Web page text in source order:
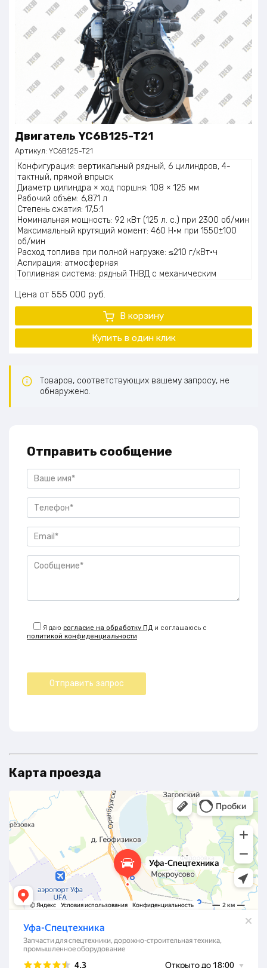
Двигатель YC6B125-T21
Артикул: YC6B125-T21
Конфигурация: вертикальный рядный, 6 цилиндров, 4-
тактный, прямой впрыск
Диаметр цилиндра × ход поршня: 108 × 125 мм
Рабочий объём: 6,871 л
Степень сжатия: 17,5:1
Номинальная мощность: 92 кВт (125 л. с.) при 2300 об/мин
Максимальный крутящий момент: 460 Н·м при 1550±100
об/мин
Расход топлива при полной нагрузке: ≤210 г/кВт·ч
Аспирация: атмосферная
Топливная система: рядный ТНВД с механическим
Охлаждение: жидкостное с принудительной циркуляцией
Масса (сухая): 650 кг
Экологический стандарт: Евро-2
Цена 555 000 руб.
В корзину
Купить в один клик
Товаров, соответствующих вашему запросу, не
обнаружено.
Отправить сообщение
Я даюсогласие на обработку ПД и соглашаюсь с
политикой конфиденциальности
Карта проезда